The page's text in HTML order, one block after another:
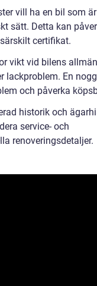
vill ha en bil som
sätt. Detta kan
certifikat.
vikt vid bilens
lackproblem. En
och påverka
historik och
service- och
renoveringsdetaljer.